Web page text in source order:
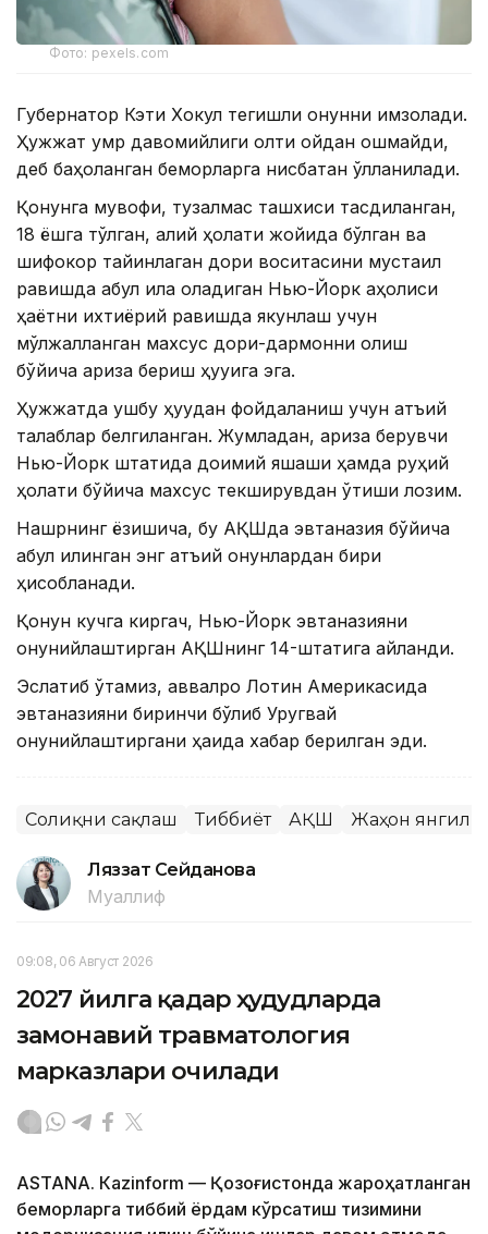
Фото: pexels.com
Губернатор Кэти Хокул тегишли қонунни имзолади.
Ҳужжат умр давомийлиги олти ойдан ошмайди,
деб баҳоланган беморларга нисбатан қўлланилади.
Қонунга мувофиқ, тузалмас ташхиси тасдиқланган,
18 ёшга тўлган, ақлий ҳолати жойида бўлган ва
шифокор тайинлаган дори воситасини мустақил
равишда қабул қила оладиган Нью-Йорк аҳолиси
ҳаётни ихтиёрий равишда якунлаш учун
мўлжалланган махсус дори-дармонни олиш
бўйича ариза бериш ҳуқуқига эга.
Ҳужжатда ушбу ҳуқуқдан фойдаланиш учун қатъий
талаблар белгиланган. Жумладан, ариза берувчи
Нью-Йорк штатида доимий яшаши ҳамда руҳий
ҳолати бўйича махсус текширувдан ўтиши лозим.
Нашрнинг ёзишича, бу АҚШда эвтаназия бўйича
қабул қилинган энг қатъий қонунлардан бири
ҳисобланади.
Қонун кучга киргач, Нью-Йорк эвтаназияни
қонунийлаштирган АҚШнинг 14-штатига айланди.
Эслатиб ўтамиз, аввалроқ Лотин Америкасида
эвтаназияни биринчи бўлиб Уругвай
қонунийлаштиргани ҳақида хабар берилган эди.
Соғлиқни сақлаш Тиббиёт АҚШ Жаҳон
Ляззат Сейданова
Муаллиф
09:08, 06 Август 2026
2027 йилга қадар ҳудудларда
замонавий травматология
марказлари очилади
ASTANА. Кazinform — Қозоғистонда жароҳатланган
беморларга тиббий ёрдам кўрсатиш тизимини